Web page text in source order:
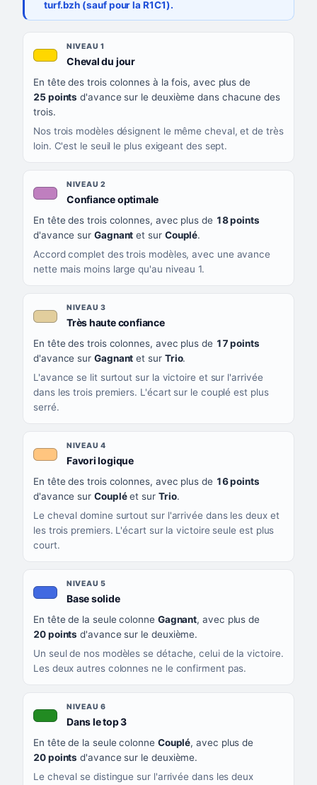
turf.bzh (sauf pour la R1C1).
QUAND LA LIGNE PREND CETTE COULEUR
CE QUE CELA VOUS DIT
NIVEAU 1
Cheval du jour, couleur jaune or
En tête des trois colonnes à la fois, avec plus de
25 points d'avance sur le deuxième dans chacune des
trois.
Nos trois modèles désignent le même cheval, et de très
loin. C'est le seuil le plus exigeant des sept.
NIVEAU 2
Confiance optimale, couleur mauve
En tête des trois colonnes, avec plus de 18 points
d'avance sur Gagnant et sur Couplé.
Accord complet des trois modèles, avec une avance
nette mais moins large qu'au niveau 1.
NIVEAU 3
Très haute confiance, couleur beige
En tête des trois colonnes, avec plus de 17 points
d'avance sur Gagnant et sur Trio.
L'avance se lit surtout sur la victoire et sur l'arrivée
dans les trois premiers. L'écart sur le couplé est plus
serré.
NIVEAU 4
Favori logique, couleur orange clair
En tête des trois colonnes, avec plus de 16 points
d'avance sur Coupléet sur Trio.
Le cheval domine surtout sur l'arrivée dans les deux et
les trois premiers. L'écart sur la victoire seule est plus
court.
NIVEAU 5
Base solide, couleur bleu roi
En tête de la seule colonne Gagnant, avec plus de
20 points d'avance sur le deuxième.
Un seul de nos modèles se détache, celui de la victoire.
Les deux autres colonnes ne le confirment pas.
NIVEAU 6
Dans le top 3, couleur verte
En tête de la seule colonne Couplé, avec plus de
20 points d'avance sur le deuxième.
Le cheval se distingue sur l'arrivée dans les deux